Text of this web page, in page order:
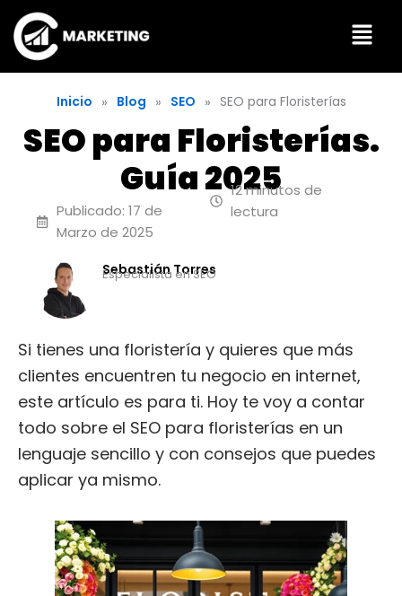
Menú
Inicio » Blog » SEO » SEO para Floristerías
SEO para Floristerías.
Guía 2025
Publicado: 17 de
Marzo de 2025
12 minutos de
lectura
Sebastián Torres
Especialista en SEO
Si tienes una floristería y quieres que más
clientes encuentren tu negocio en internet,
este artículo es para ti. Hoy te voy a contar
todo sobre el SEO para floristerías en un
lenguaje sencillo y con consejos que puedes
aplicar ya mismo.